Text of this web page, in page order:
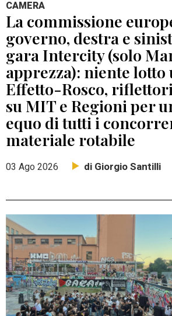
CAMERA
La commissione
governo, destra e
gara Intercity (solo
apprezza): niente lotto
Effetto-Rosco,
su MIT e Regioni per
equo di tutti i
materiale rotabile
03 Ago 2026 di Giorgio Santilli